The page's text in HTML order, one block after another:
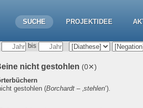
SUCHE PROJEKTIDEE
bis
nicht gestohlen (0✕)
gestohlen (Borchardt – ‚stehlen‘).